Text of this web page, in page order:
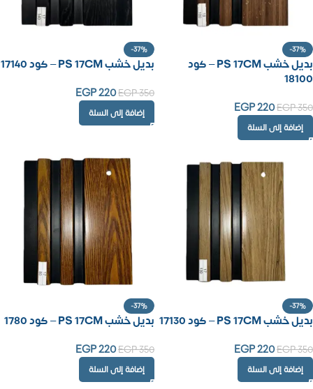
-37%
بديل خشب PS 17CM – كود
18100
EGP350
EGP220
إضافة إلى السلة
-37%
بديل خشب PS 17CM – كود 17140
EGP350
EGP220
إضافة إلى السلة
-37%
بديل خشب PS 17CM – كود 17130
EGP350
EGP220
إضافة إلى السلة
-37%
بديل خشب PS 17CM – كود 1780
EGP350
EGP220
إضافة إلى السلة